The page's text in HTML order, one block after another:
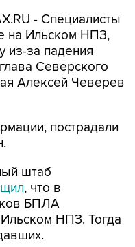
- Специалисты
на Ильском НПЗ,
из-за падения
Северского
Алексей Чеверев
пострадали
штаб
, что в
БПЛА
НПЗ. Тогда